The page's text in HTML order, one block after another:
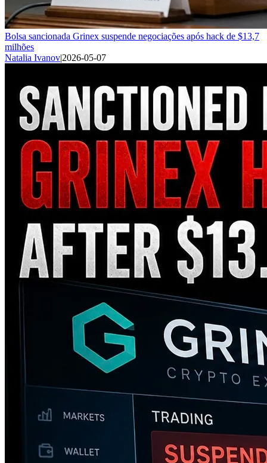
Bolsa sancionada Grinex suspende negociações após hack de $13,7
milhões
Natalia Ivanov|2026-05-07